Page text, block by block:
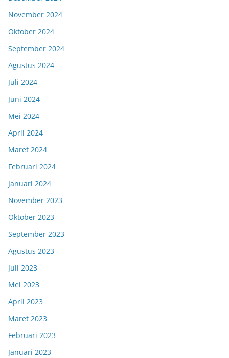
November 2024
Oktober 2024
September 2024
Agustus 2024
Juli 2024
Juni 2024
Mei 2024
April 2024
Maret 2024
Februari 2024
Januari 2024
November 2023
Oktober 2023
September 2023
Agustus 2023
Juli 2023
Mei 2023
April 2023
Maret 2023
Februari 2023
Januari 2023